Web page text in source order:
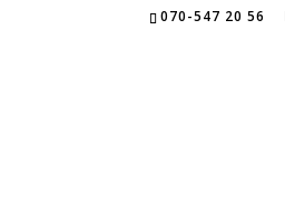
070-547 20 56